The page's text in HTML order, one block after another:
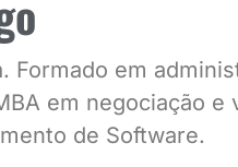
Formado em
em negociação e
de Software.